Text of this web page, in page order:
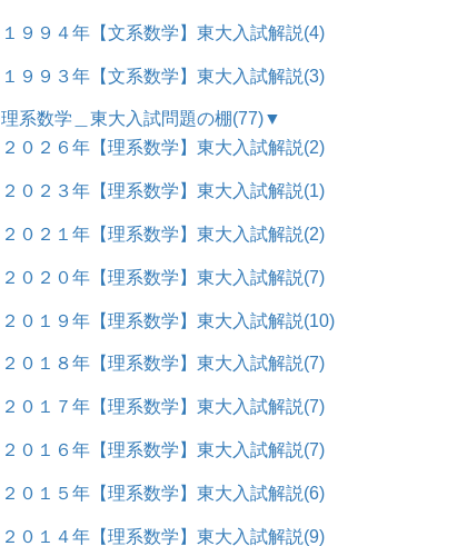
１９９４年【文系数学】東大入試解説(4)
１９９３年【文系数学】東大入試解説(3)
理系数学＿東大入試問題の棚(77)▼
２０２６年【理系数学】東大入試解説(2)
２０２３年【理系数学】東大入試解説(1)
２０２１年【理系数学】東大入試解説(2)
２０２０年【理系数学】東大入試解説(7)
２０１９年【理系数学】東大入試解説(10)
２０１８年【理系数学】東大入試解説(7)
２０１７年【理系数学】東大入試解説(7)
２０１６年【理系数学】東大入試解説(7)
２０１５年【理系数学】東大入試解説(6)
２０１４年【理系数学】東大入試解説(9)